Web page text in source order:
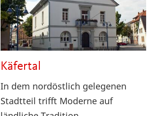
Käfertal
In dem nordöstlich gelegenen
Stadtteil trifft Moderne auf